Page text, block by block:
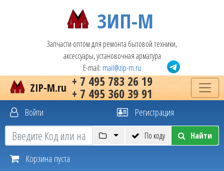
ЗИП-М
Запчасти оптом для ремонта бытовой техники,
аксессуары, установочная арматура
E-mail: mail@zip-m.ru
+ 7 495 783 26 19
+ 7 495 360 39 91
ZIP-M.ru
Войти Регистрация
По коду Найти
Корзина пуста